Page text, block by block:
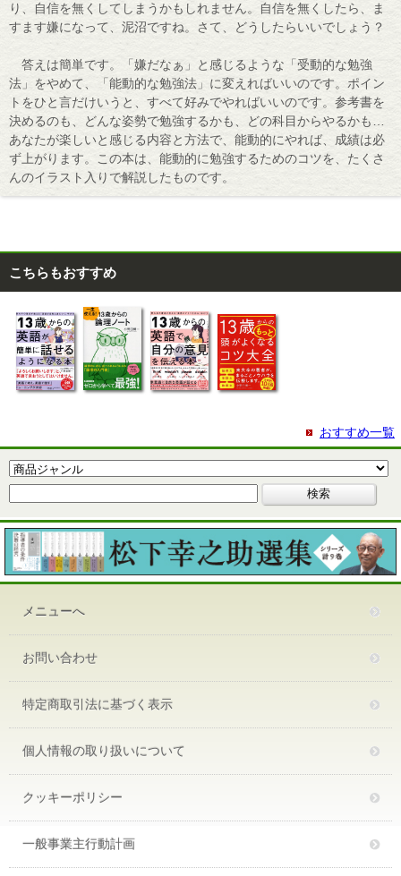
り、自信を無くしてしまうかもしれません。自信を無くしたら、ま
すます嫌になって、泥沼ですね。さて、どうしたらいいでしょう？
答えは簡単です。「嫌だなぁ」と感じるような「受動的な勉強
法」をやめて、「能動的な勉強法」に変えればいいのです。ポイン
トをひと言だけいうと、すべて好みでやればいいのです。参考書を
決めるのも、どんな姿勢で勉強するかも、どの科目からやるかも…
あなたが楽しいと感じる内容と方法で、能動的にやれば、成績は必
ず上がります。この本は、能動的に勉強するためのコツを、たくさ
んのイラスト入りで解説したものです。
こちらもおすすめ
おすすめ一覧
メニューへ
お問い合わせ
特定商取引法に基づく表示
個人情報の取り扱いについて
クッキーポリシー
一般事業主行動計画